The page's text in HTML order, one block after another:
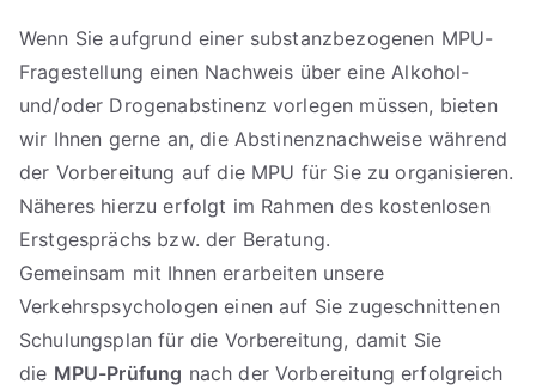
Wenn Sie aufgrund einer substanzbezogenen MPU-
Fragestellung einen Nachweis über eine Alkohol-
und/oder Drogenabstinenz vorlegen müssen, bieten
wir Ihnen gerne an, die Abstinenznachweise während
der Vorbereitung auf die MPU für Sie zu organisieren.
Näheres hierzu erfolgt im Rahmen des kostenlosen
Erstgesprächs bzw. der Beratung.
Gemeinsam mit Ihnen erarbeiten unsere
Verkehrspsychologen einen auf Sie zugeschnittenen
Schulungsplan für die Vorbereitung, damit Sie
die MPU-Prüfung nach der Vorbereitung erfolgreich